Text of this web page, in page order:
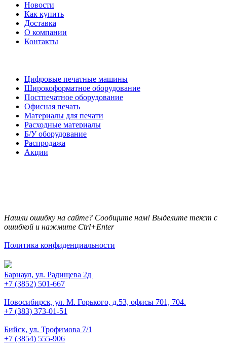
Новости
Как купить
Доставка
О компании
Контакты
Цифровые печатные машины
Широкоформатное оборудование
Постпечатное оборудование
Офисная печать
Материалы для печати
Расходные материалы
Б/У оборудование
Распродажа
Акции
Нашли ошибку на сайте? Сообщите нам! Выделите текст с
ошибкой и нажмите Ctrl+Enter
Политика конфиденциальности
Барнаул, ул. Радищева 2д
+7 (3852) 501-667
Новосибирск, ул. М. Горького, д.53, офисы 701, 704.
+7 (383) 373-01-51
Бийск, ул. Трофимова 7/1
+7 (3854) 555-906